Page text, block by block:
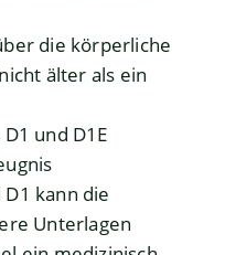
die körperliche
älter als ein
und D1E
kann die
Unterlagen